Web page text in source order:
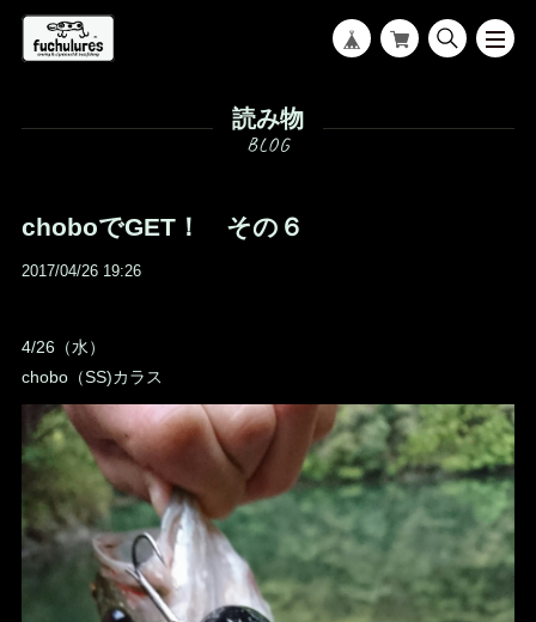
読み物
choboでGET！ その６
2017/04/26 19:26
4/26（水）
chobo（SS)カラス